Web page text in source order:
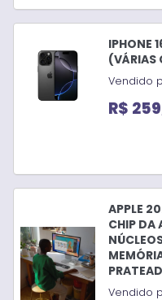
IPHONE
(VÁRIAS
Vendido
R$
APPLE
CHIP DA
Vendido